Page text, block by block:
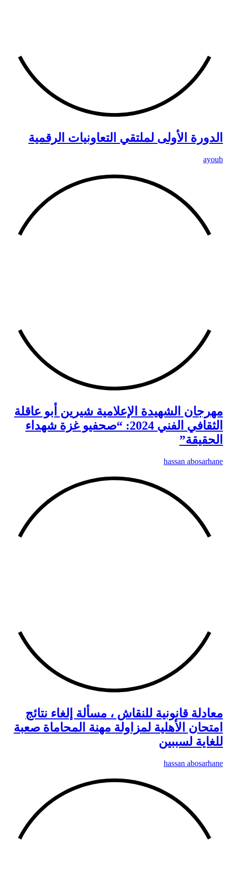
الدورة الأولى لملتقي التعاونيات الرقمية
ayoub
مهرجان الشهيدة الإعلامية شيرين أبو عاقلة
الثقافي الفني 2024: “صحفيو غزة شهداء
الحقيقة”
hassan abosarhane
معادلة قانونية للنقاش ، مسألة إلغاء نتائج
امتحان الأهلية لمزاولة مهنة المحاماة صعبة
للغاية لسببين
hassan abosarhane